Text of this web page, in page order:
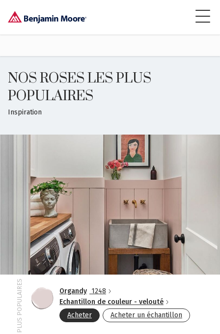
NOS ROSES LES PLUS
POPULAIRES
Inspiration
PLUS POPULAIRES Organdy 1248
Echantillon de couleur - velouté
Acheter
Acheter un échantillon